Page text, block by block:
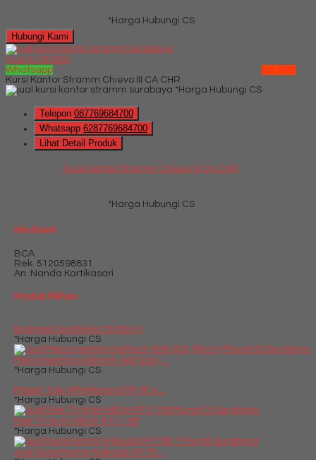
*Harga Hubungi CS
Hubungi Kami
QUICK ORDER
Whatsapp
via SMS
Kursi Kantor Stramm Chievo III CA CHR
*Harga Hubungi CS
Telepon 087769684700
Whatsapp 6287769684700
Lihat Detail Produk
Kursi Kantor Stramm Chievo III CA CHR
*Harga Hubungi CS
Info Bank
BCA
Rek. 5120598831
An. Nanda Kartikasari
Produk Pilihan
Brankas Daichiban DS 804 A
*Harga Hubungi CS
Meja meeting Aditech AHD 024 (....
*Harga Hubungi CS
Papan Tulis Whiteboard MF 60 x....
*Harga Hubungi CS
Rak TV Activ NEXA RTV 158
*Harga Hubungi CS
Jual Kursi Kantor Rakuda KP 79....